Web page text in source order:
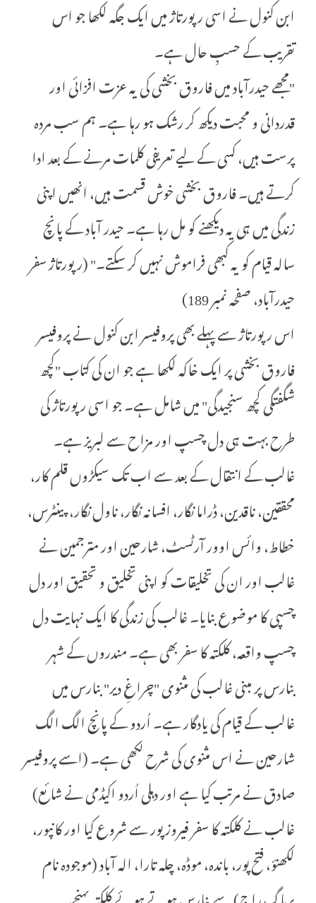
ابن کنول نے اسی رپورتاژ میں ایک جگہ لکھا جو اس
تقریب کے حسبِ حال ہے۔
"مجھے حیدرآباد میں فاروق بخشی کی یہ عزت افزائی اور
قدردانی و محبت دیکھ کر رشک ہو رہا ہے۔ ہم سب مردہ
پرست ہیں، کسی کے لیے تعریفی کلمات مرنے کے بعد ادا
کرتے ہیں۔ فاروق بخشی خوش قسمت ہیں، انھیں اپنی
زندگی میں ہی یہ دیکھنے کو مل رہا ہے۔ حیدر آباد کے پانچ
سالہ قیام کو یہ کبھی فراموش نہیں کر سکتے۔" (رپورتاژ سفر
حیدرآباد، صفحہ نمبر 189)
اس رپورتاژ سے پہلے بھی پروفیسر ابن کنول نے پروفیسر
فاروق بخشی پر ایک خاکہ لکھا ہے جو ان کی کتاب "کچھ
شگفتگی کچھ سنجیدگی" میں شامل ہے۔ جو اسی رپورتاژ کی
طرح بہت ہی دل چسپ اور مزاح سے لبریز ہے۔
غالب کے انتقال کے بعد سے اب تک سیکڑوں قلم کار،
محققین، ناقدین، ڈراما نگار، افسانہ نگار، ناول نگار، پینٹرس،
خطاط، وائس اوور آرٹسٹ، شارحین اور مترجمین نے
غالب اور ان کی تخلیقات کو اپنی تخلیق و تحقیق اور دل
چسپی کا موضوع بنایا۔ غالب کی زندگی کا ایک نہایت دل
چسپ واقعہ، کلکتہ کا سفر بھی ہے۔ مندروں کے شہر
بنارس پر مبنی غالب کی مثنوی "چراغِ دیر" بنارس میں
غالب کے قیام کی یادگار ہے۔ اُردو کے پانچ الگ الگ
شارحین نے اس مثنوی کی شرح لکھی ہے۔ (اسے پروفیسر
صادق نے مرتب کیا ہے اور دہلی اُردو اکیڈمی نے شائع)
غالب نے کلکتہ کا سفر فیروز پور سے شروع کیا اور کانپور،
لکھنؤ، فتح پور، باندہ، موڈہ، چلہ تارا، الہ آباد (موجودہ نام